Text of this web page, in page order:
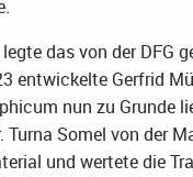
das von der DFG
entwickelte Gerfrid
nun zu Grunde
Somel von der
und wertete die